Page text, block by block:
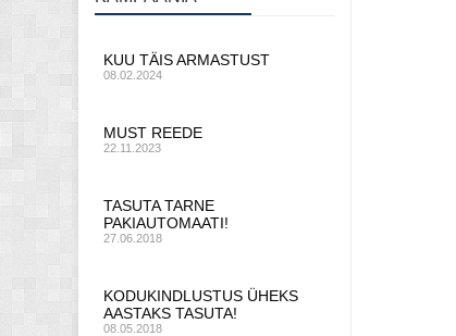
KUU TÄIS ARMASTUST
08.02.2024
MUST REEDE
22.11.2023
TASUTA TARNE
PAKIAUTOMAATI!
27.06.2018
KODUKINDLUSTUS ÜHEKS
AASTAKS TASUTA!
08.05.2018